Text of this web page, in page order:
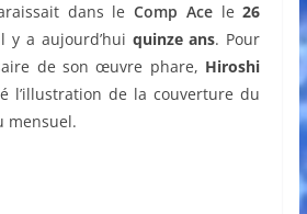
dans leComp Acele26
y a aujourd’hui quinze ans. Pour
de son œuvre phare, Hiroshi
l’illustration de la couverture du
mensuel.